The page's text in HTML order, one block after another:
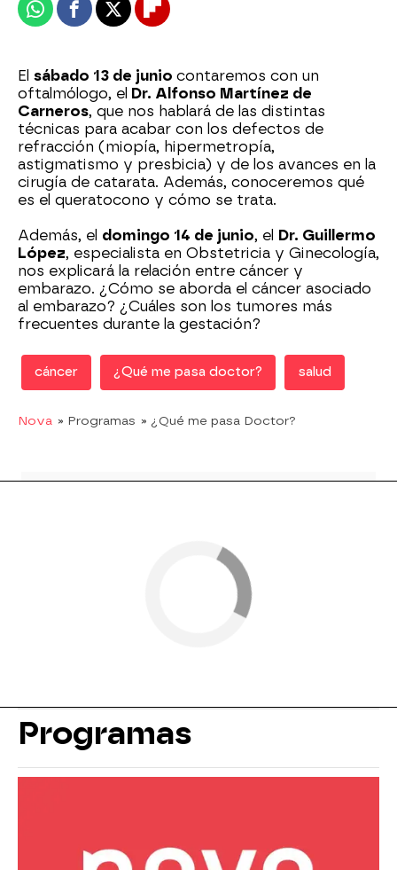
WhatsappFacebook
X Flipboard
El sábado 13 de junio contaremos con un
oftalmólogo, el Dr. Alfonso Martínez de
Carneros, que nos hablará de las distintas
técnicas para acabar con los defectos de
refracción (miopía, hipermetropía,
astigmatismo y presbicia) y de los avances en la
cirugía de catarata. Además, conoceremos qué
es el queratocono y cómo se trata.
Además, el domingo 14 de junio, el Dr. Guillermo
López, especialista en Obstetricia y Ginecología,
nos explicará la relación entre cáncer y
embarazo. ¿Cómo se aborda el cáncer asociado
al embarazo? ¿Cuáles son los tumores más
frecuentes durante la gestación?
cáncer ¿Qué me pasa doctor? salud
Nova » Programas » ¿Qué me pasa Doctor?
Programas